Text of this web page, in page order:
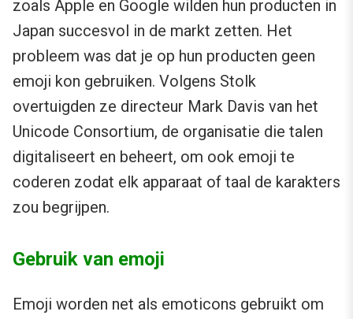
zoals Apple en Google wilden hun producten in
Japan succesvol in de markt zetten. Het
probleem was dat je op hun producten geen
emoji kon gebruiken. Volgens Stolk
overtuigden ze directeur Mark Davis van het
Unicode Consortium, de organisatie die talen
digitaliseert en beheert, om ook emoji te
coderen zodat elk apparaat of taal de karakters
zou begrijpen.
Gebruik van emoji
Emoji worden net als emoticons gebruikt om